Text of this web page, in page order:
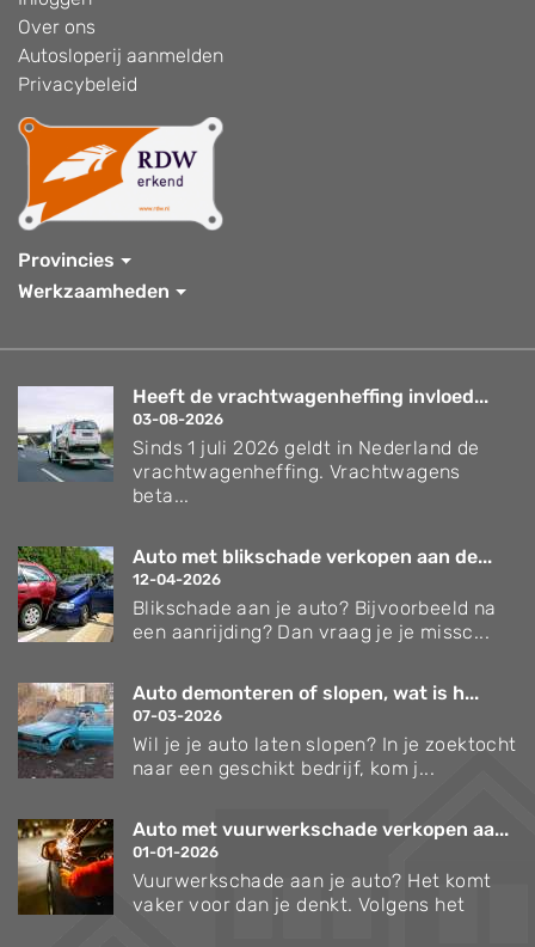
Over ons
Autosloperij aanmelden
Privacybeleid
Provincies
Werkzaamheden
Heeft de vrachtwagenheffing invloed...
03-08-2026
Sinds 1 juli 2026 geldt in Nederland de
vrachtwagenheffing. Vrachtwagens
beta...
Auto met blikschade verkopen aan de...
12-04-2026
Blikschade aan je auto? Bijvoorbeeld na
een aanrijding? Dan vraag je je missc...
Auto demonteren of slopen, wat is h...
07-03-2026
Wil je je auto laten slopen? In je zoektocht
naar een geschikt bedrijf, kom j...
Auto met vuurwerkschade verkopen aa...
01-01-2026
Vuurwerkschade aan je auto? Het komt
vaker voor dan je denkt. Volgens het